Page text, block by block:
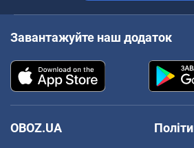
Завантажуйте наш додаток
OBOZ.UA